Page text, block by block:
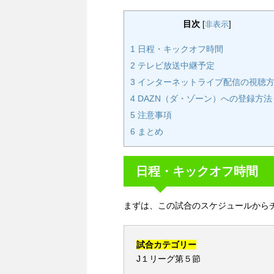
目次 非表示]
1 日程・キックオフ時間
2 テレビ放送中継予定
3 インターネットライブ配信の視聴
4 DAZN（ダ・ゾーン）への登録方法
5 注意事項
6 まとめ
日程・キックオフ時間
まずは、この試合のスケジュールから
試合カテゴリー
J１リーグ第５節